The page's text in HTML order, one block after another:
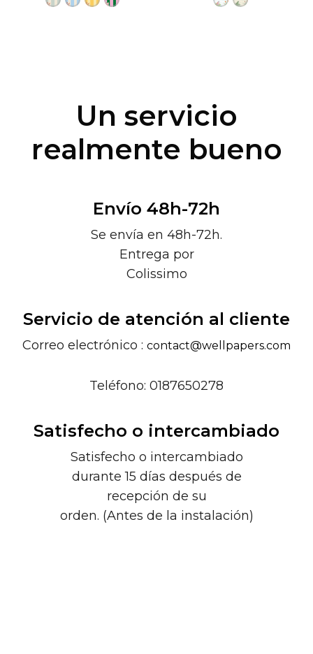
Un servicio
realmente bueno
Envío 48h-72h
Se envía en 48h-72h.
Entrega por
Colissimo
Servicio de atención al cliente
Correo electrónico : contact@wellpapers.com
Teléfono: 0187650278
Satisfecho o intercambiado
Satisfecho o intercambiado
durante 15 días después de
recepción de su
orden. (Antes de la instalación)